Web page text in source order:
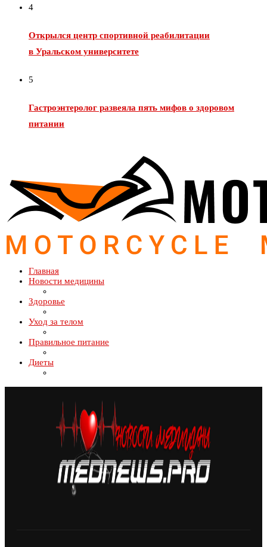
4
Открылся центр спортивной реабилитации
в Уральском университете
5
Гастроэнтеролог развеяла пять мифов о здоровом
питании
Главная
Новости медицины
Здоровье
Уход за телом
Правильное питание
Диеты